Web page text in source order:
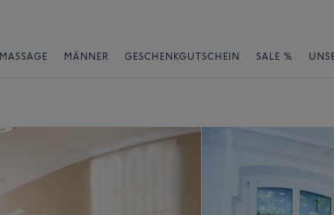
MASSAGE MÄNNER GESCHENKGUTSCHEIN SALE %